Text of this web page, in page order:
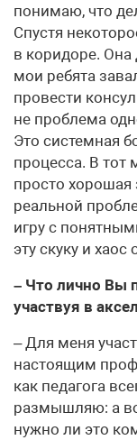
понимаю, что
Спустя
в коридоре. Она
мои ребята
провести
не проблема
Это системная
процесса. В
просто
реальной
игру с
эту скуку и
– Что лично Вы
участвуя в
– Для меня
настоящим
как педагога
размышляю: а
нужно ли это